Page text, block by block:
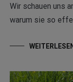
Wir schauen uns
warum sie so
WEITERLESEN